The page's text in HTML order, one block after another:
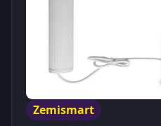
Zemismart